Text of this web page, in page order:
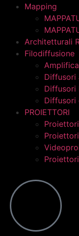
Mapping
Architetturali
Filodiffusione
Diffusori
Diffusori
Diffusori
PROIETTORI